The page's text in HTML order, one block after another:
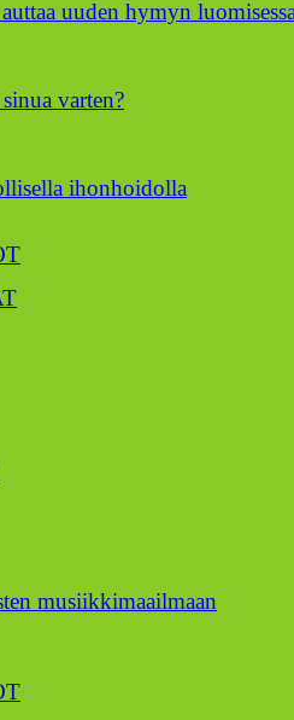
uuden hymyn luomisessa
varten?
ihonhoidolla
musiikkimaailmaan